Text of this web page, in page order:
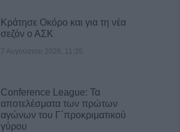
Κράτησε Οκόρο και για τη νέα
σεζόν ο ΑΣΚ
7 Αυγούστου 2026, 11:35
Conference League: Τα
αποτελέσματα των πρώτων
αγώνων του Γ΄προκριματικού
γύρου